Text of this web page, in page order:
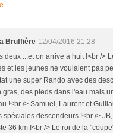
Bruffière 12/04/2016 21:28
deux ...et on arrive à huit !<br />
et les jeunes ne voulaient pas
une super Rando avec des
gras, des pieds dans l'eau mais
!<br /> Samuel, Laurent et
spéciales descendeurs !<br />
36 km !<br /> Le roi de la